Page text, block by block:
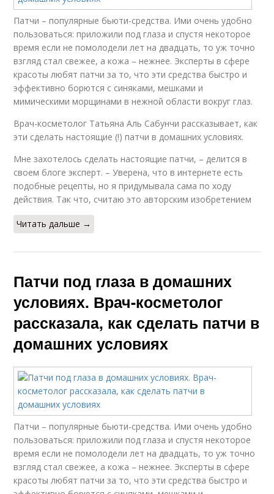
Патчи – популярные бьюти-средства. Ими очень удобно
пользоваться: приложили под глаза и спустя некоторое
время если не помолодели лет на двадцать, то уж точно
взгляд стал свежее, а кожа – нежнее. Эксперты в сфере
красоты любят патчи за то, что эти средства быстро и
эффективно борются с синяками, мешками и
мимическими морщинами в нежной области вокруг глаз.
Врач-косметолог Татьяна Аль Сабунчи рассказывает, как
эти сделать настоящие (!) патчи в домашних условиях.
Мне захотелось сделать настоящие патчи, – делится в
своем блоге эксперт. – Уверена, что в интернете есть
подобные рецепты, но я придумывала сама по ходу
действия. Так что, считаю это авторским изобретением ⠀
Читать дальше →
Патчи под глаза в домашних
условиях. Врач-косметолог
рассказала, как сделать патчи в
домашних условиях
Патчи – популярные бьюти-средства. Ими очень удобно
пользоваться: приложили под глаза и спустя некоторое
время если не помолодели лет на двадцать, то уж точно
взгляд стал свежее, а кожа – нежнее. Эксперты в сфере
красоты любят патчи за то, что эти средства быстро и